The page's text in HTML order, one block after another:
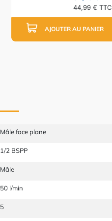
44,99 € TTC
AJOUTER AU PANIER
Mâle face plane
1/2 BSPP
Mâle
50 l/min
5